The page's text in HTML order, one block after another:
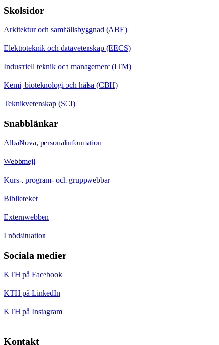
Skolsidor
Arkitektur och samhällsbyggnad (ABE)
Elektroteknik och datavetenskap (EECS)
Industriell teknik och management (ITM)
Kemi, bioteknologi och hälsa (CBH)
Teknikvetenskap (SCI)
Snabblänkar
AlbaNova, personalinformation
Webbmejl
Kurs-, program- och gruppwebbar
Biblioteket
Externwebben
I nödsituation
Sociala medier
KTH på Facebook
KTH på LinkedIn
KTH på Instagram
Kontakt